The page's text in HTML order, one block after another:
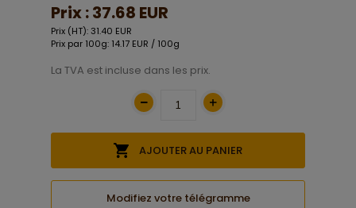
Prix :37.68 EUR
Prix (HT): 31.40 EUR
Prix par 100g: 14.17 EUR / 100g
La TVA est incluse dans les prix.
AJOUTER AU PANIER
Modifiez votre télégramme